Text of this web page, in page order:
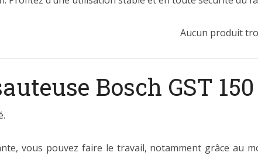
Aucun produit
Bosch GST 150
vous pouvez faire le travail, notamment grâce au